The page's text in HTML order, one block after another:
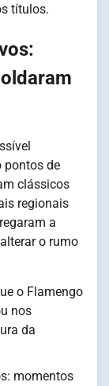
títulos.
pontos de
clássicos
regionais
a
o rumo
o Flamengo
nos
da
momentos